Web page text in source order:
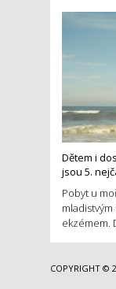
Dětem i
jsou 5.
Pobyt u
ekzémem.
COPYRIGHT ©